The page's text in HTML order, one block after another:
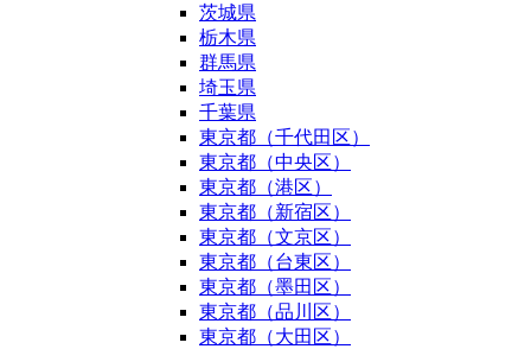
茨城県
栃木県
群馬県
埼玉県
千葉県
東京都（千代田区）
東京都（中央区）
東京都（港区）
東京都（新宿区）
東京都（文京区）
東京都（台東区）
東京都（墨田区）
東京都（品川区）
東京都（大田区）